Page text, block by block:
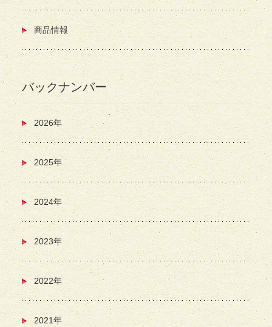
商品情報
バックナンバー
2026年
2025年
2024年
2023年
2022年
2021年